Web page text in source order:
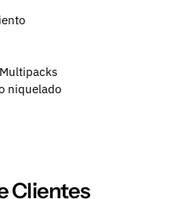
niquelado
Clientes